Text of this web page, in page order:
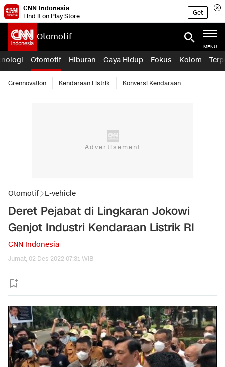
CNN Indonesia
Find it on Play Store
Get
Otomotif
MENU
Otomotif Hiburan Gaya Hidup Fokus Kolom
Grennovation Kendaraan Listrik Konversi Kendaraan
Otomotif E-vehicle
Deret Pejabat di Lingkaran Jokowi
Genjot Industri Kendaraan Listrik RI
CNN Indonesia
Jumat, 02 Des 2022 07:31 WIB